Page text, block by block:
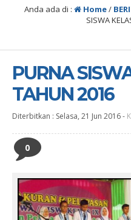
Anda ada di : Home/
SISWA
PURNA
TAHUN 2016
Diterbitkan : Selasa, 21 Jun 2016-
0